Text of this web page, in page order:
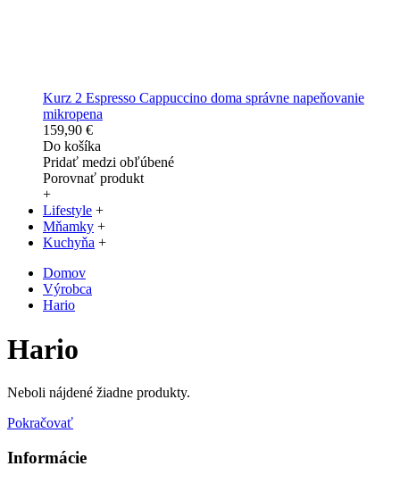
Kurz 2 Espresso Cappuccino doma správne napeňovanie
mikropena
159,90 €
Do košíka
Pridať medzi obľúbené
Porovnať produkt
+
Lifestyle +
Mňamky +
Kuchyňa +
Domov
Výrobca
Hario
Hario
Neboli nájdené žiadne produkty.
Pokračovať
Informácie